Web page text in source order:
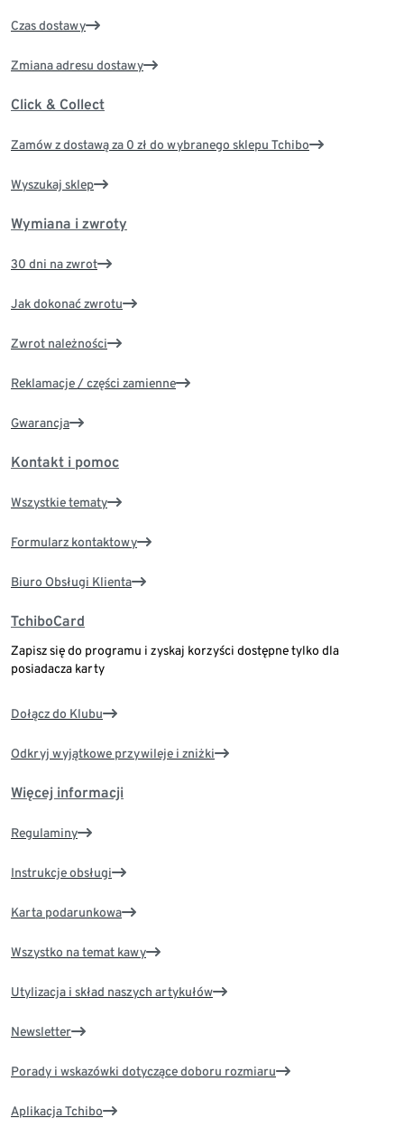
Czas dostawy
Zmiana adresu dostawy
Click & Collect
Zamów z dostawą za 0 zł do wybranego sklepu Tchibo
Wyszukaj sklep
Wymiana i zwroty
30 dni na zwrot
Jak dokonać zwrotu
Zwrot należności
Reklamacje / części zamienne
Gwarancja
Kontakt i pomoc
Wszystkie tematy
Formularz kontaktowy
Biuro Obsługi Klienta
TchiboCard
Zapisz się do programu i zyskaj korzyści dostępne tylko dla
posiadacza karty
Dołącz do Klubu
Odkryj wyjątkowe przywileje i zniżki
Więcej informacji
Regulaminy
Instrukcje obsługi
Karta podarunkowa
Wszystko na temat kawy
Utylizacja i skład naszych artykułów
Newsletter
Porady i wskazówki dotyczące doboru rozmiaru
Aplikacja Tchibo